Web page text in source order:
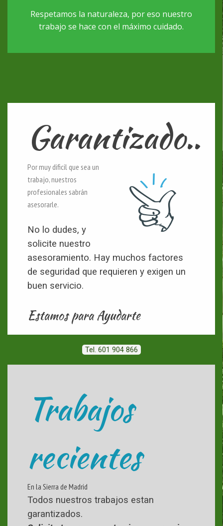
Respetamos la naturaleza, por eso nuestro
trabajo se hace con el máximo cuidado.
Garantizado..
Por muy dificil que sea un
trabajo, nuestros
profesionales sabrán
asesorarle.
No lo dudes, y
solicite nuestro
asesoramiento. Hay muchos factores
de seguridad que requieren y exigen un
buen servicio.
Estamos para Ayudarte
Tel. 601 904 866
Trabajos
recientes
En la Sierra de Madrid
Todos nuestros trabajos estan
garantizados.